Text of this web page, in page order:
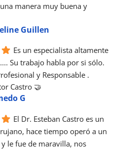
manera muy buena y
Guillen
Es un especialista altamente
Su trabajo habla por si sólo.
y Responsable .
Castro 🤝
G
El Dr. Esteban Castro es un
hace tiempo operó a un
le fue de maravilla, nos